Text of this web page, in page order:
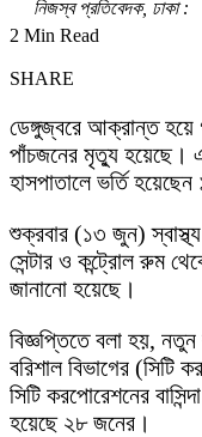
নিজস্ব প্রতিবেদক, ঢাকা :
2 Min Read
SHARE
ডেঙ্গুজ্বরে আক্রান্ত হয়ে
পাঁচজনের মৃত্যু হয়েছে।
হাসপাতালে ভর্তি
শুক্রবার (১৩ জুন) স্বাস্থ্য
সেন্টার ও কন্ট্রোল রুম
জানানো হয়েছে।
বিজ্ঞপ্তিতে বলা হয়,
বরিশাল বিভাগের (সিটি
সিটি করপোরেশনের
হয়েছে ২৮ জনের।